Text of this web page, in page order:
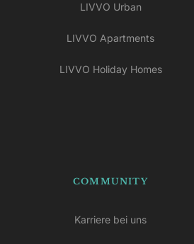
LIVVO Urban
LIVVO Apartments
LIVVO Holiday Homes
COMMUNITY
Karriere bei uns